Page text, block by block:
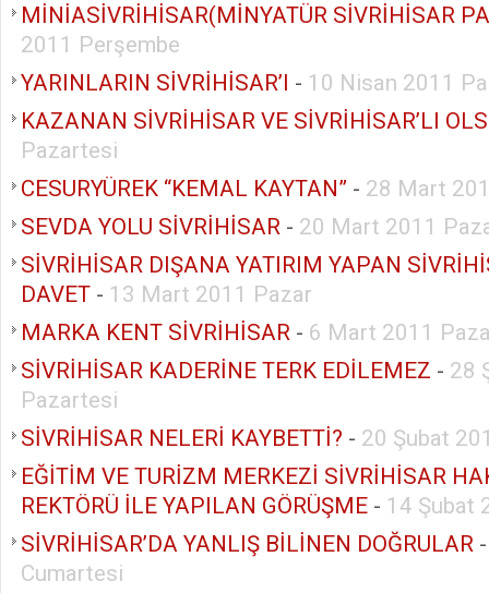
MİNİASİVRİHİSAR(MİNYATÜR SİVRİHİSAR
2011 Perşembe
YARINLARIN SİVRİHİSAR’I - 10 Nisan 2011
KAZANAN SİVRİHİSAR VE SİVRİHİSAR’LI
Pazartesi
CESURYÜREK “KEMAL KAYTAN” - 28 Mart
SEVDA YOLU SİVRİHİSAR - 20 Mart 2011
SİVRİHİSAR DIŞANA YATIRIM YAPAN
DAVET - 13 Mart 2011 Pazar
MARKA KENT SİVRİHİSAR - 6 Mart 2011
SİVRİHİSAR KADERİNE TERK EDİLEMEZ - 28
Pazartesi
SİVRİHİSAR NELERİ KAYBETTİ? - 20 Şubat
EĞİTİM VE TURİZM MERKEZİ SİVRİHİSAR
REKTÖRÜ İLE YAPILAN GÖRÜŞME - 14 Şubat
SİVRİHİSAR’DA YANLIŞ BİLİNEN DOĞRULAR
Cumartesi